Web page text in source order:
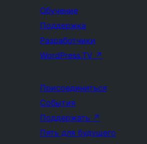
Обучение
Поддержка
Разработчики
WordPress.TV ↗
Присоединиться
События
Поддержать ↗
Пять для будущего